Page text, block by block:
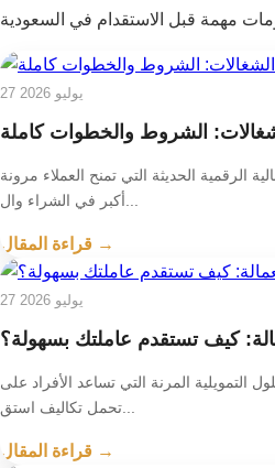
مهمة قبل الاستقدام في السعودية
27 يوليو 2026
الشروط والخطوات كاملة
الرقمية الحديثة التي تمنح العملاء مرونة
أكبر في الشراء وال...
قراءة المقال →
27 يوليو 2026
كيف تستقدم عاملتك بسهولة؟
التمويلية المرنة التي تساعد الأفراد على
تحمل تكاليف استق...
قراءة المقال →